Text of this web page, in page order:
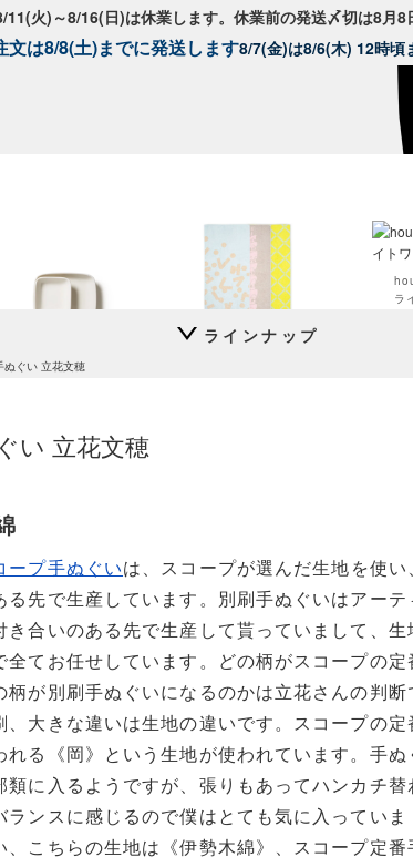
11(火)～8/16(日)は休業します。休業前の発送〆切は8月8
文は8/8(土)までに発送します8/7(金)は8/6(木) 12時頃
ラ
スコープ特注
ラインナップ
ぬぐい 立花文穂
い 立花文穂
ープ手ぬぐいは、スコープが選んだ生地を使い
先で生産しています。別刷手ぬぐいはアーテ
き合いのある先で生産して貰っていまして、生
全てお任せしています。どの柄がスコープの定
柄が別刷手ぬぐいになるのかは立花さんの判断
、大きな違いは生地の違いです。スコープの定
れる《岡》という生地が使われています。手ぬ
類に入るようですが、張りもあってハンカチ替
ンスに感じるので僕はとても気に入っていま
、こちらの生地は《伊勢木綿》、スコープ定番